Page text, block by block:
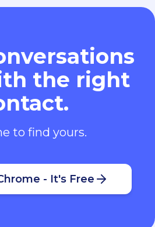
the right
to find yours.
- It's Free